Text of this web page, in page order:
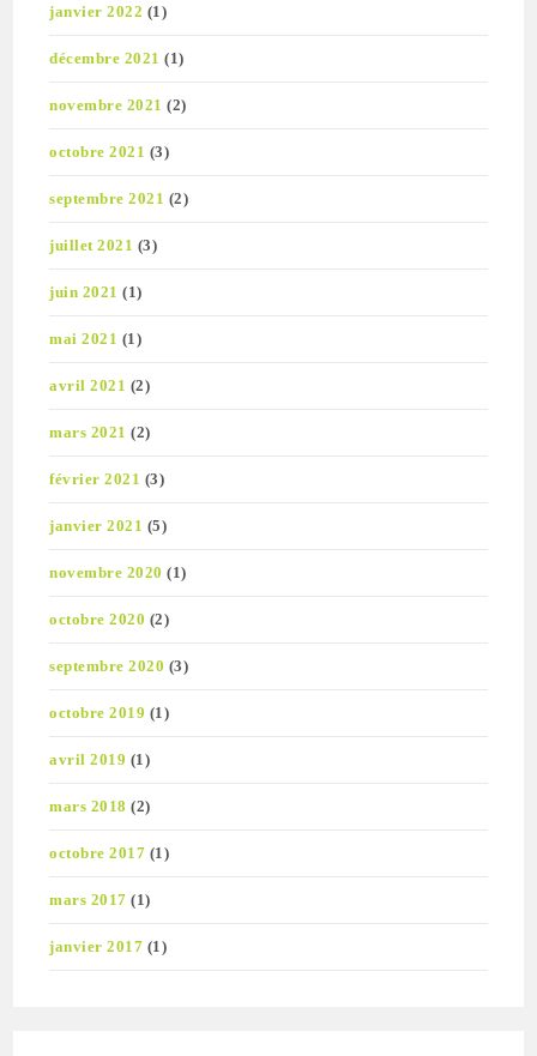
janvier 2022 (1)
décembre 2021 (1)
novembre 2021 (2)
octobre 2021 (3)
septembre 2021 (2)
juillet 2021 (3)
juin 2021 (1)
mai 2021 (1)
avril 2021 (2)
mars 2021 (2)
février 2021 (3)
janvier 2021 (5)
novembre 2020 (1)
octobre 2020 (2)
septembre 2020 (3)
octobre 2019 (1)
avril 2019 (1)
mars 2018 (2)
octobre 2017 (1)
mars 2017 (1)
janvier 2017 (1)